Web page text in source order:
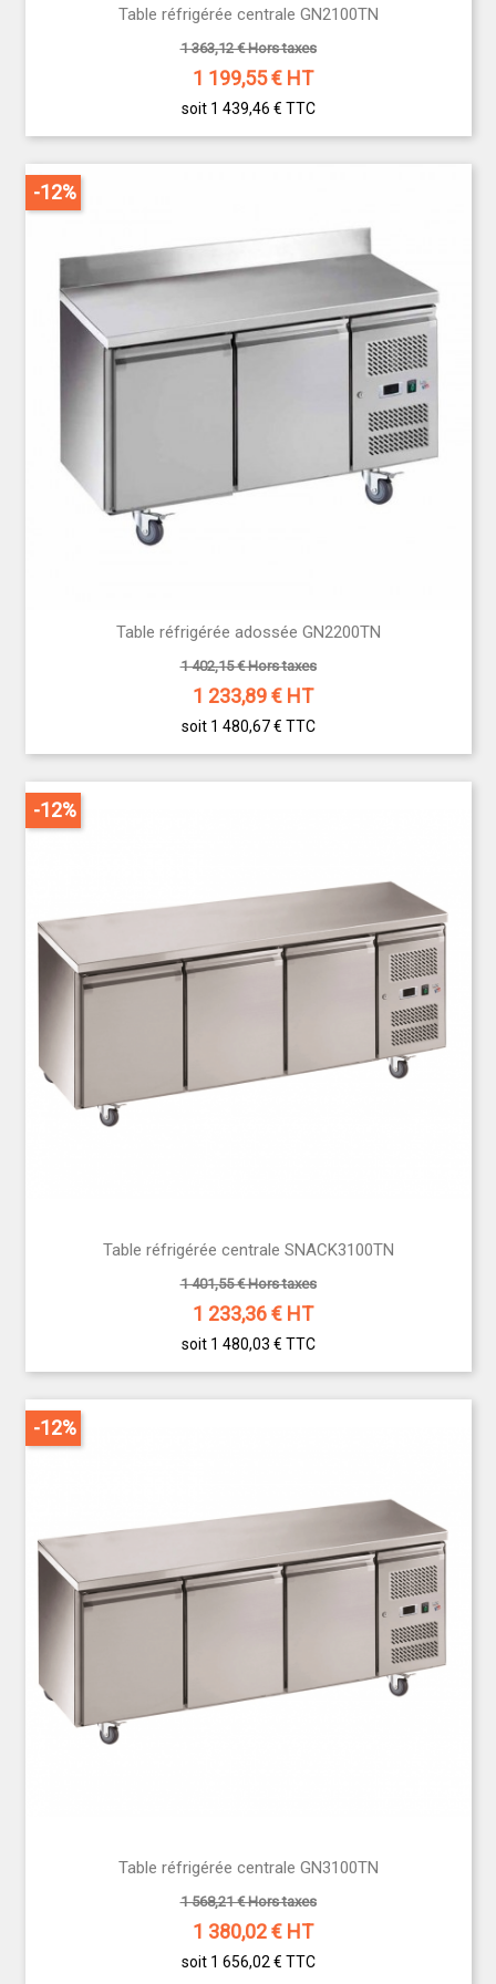
Table réfrigérée centrale GN2100TN
1 363,12 € Hors taxes
1 199,55€ HT
soit 1 439,46 € TTC
Table réfrigérée adossée GN2200TN
1 402,15 € Hors taxes
1 233,89€ HT
soit 1 480,67 € TTC
-12%
Table réfrigérée centrale SNACK3100TN
1 401,55 € Hors taxes
1 233,36€ HT
soit 1 480,03 € TTC
-12%
Table réfrigérée centrale GN3100TN
1 568,21 € Hors taxes
1 380,02€ HT
soit 1 656,02 € TTC
-12%